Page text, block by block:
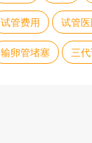
试管费用 试管
输卵管堵塞 三